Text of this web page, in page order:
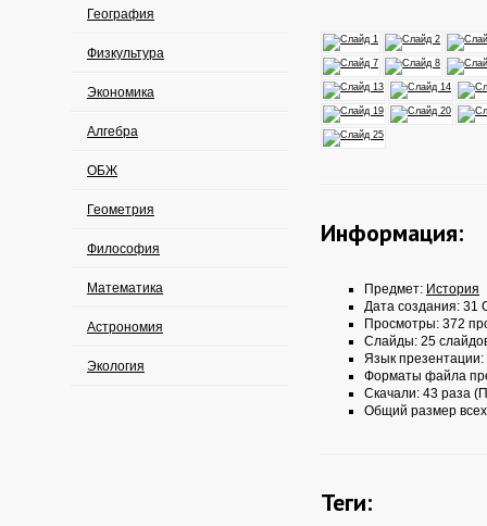
География
Физкультура
Экономика
Алгебра
ОБЖ
Геометрия
Философия
Математика
Астрономия
Экология
Информация:
Предмет: История
Дата создания: 31
Просмотры: 372
Слайды: 25
Язык презентации:
Форматы файла
Скачали: 43 раза
Общий размер
Теги: